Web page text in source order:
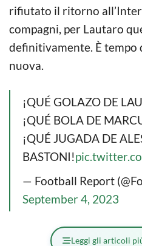
rifiutato il ritorno
compagni, per Lautaro
definitivamente. È tempo
nuova.
¡QUÉ GOLAZO DE
¡QUÉ BOLA DE
¡QUÉ JUGADA DE
BASTONI!
— Football Report
September 4, 2023
Leggi gli articoli